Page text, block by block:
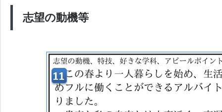
志望の動機等